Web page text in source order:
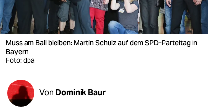
verlag
verlag
veranstaltungen
fragen & hilfe
Muss am Ball bleiben: Martin Schulz auf dem SPD-Parteitag in
Bayern
Foto: dpa
Von Dominik Baur